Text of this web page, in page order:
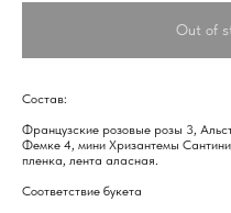
Out of
Состав:
Французские розовые розы 3,
Фемке 4, мини Хризантемы
пленка, лента аласная.
Соответствие букета